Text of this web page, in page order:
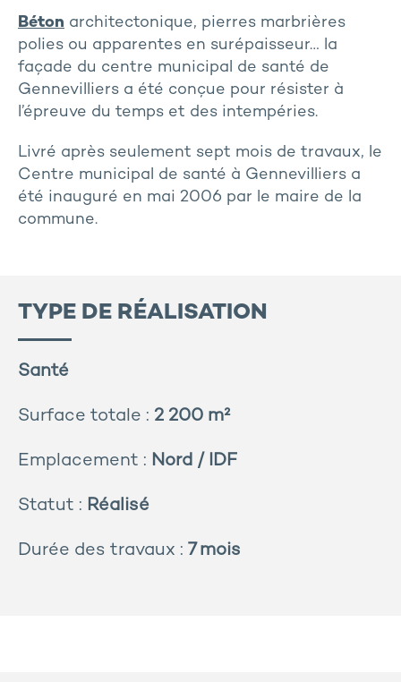
TYPE DE RÉALISATION
Santé
Surface totale : 2 200 m²
Emplacement : Nord / IDF
Statut : Réalisé
Durée des travaux : 7 mois
Béton architectonique, pierres marbrières
polies ou apparentes en surépaisseur… la
façade du centre municipal de santé de
Gennevilliers a été conçue pour résister à
l’épreuve du temps et des intempéries.
Livré après seulement sept mois de travaux, le
Centre municipal de santé à Gennevilliers a
été inauguré en mai 2006 par le maire de la
commune.